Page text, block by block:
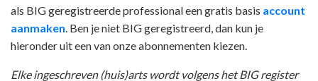
als BIG geregistreerde professional een gratis basis account
aanmaken . Ben je niet BIG geregistreerd, dan kun je
hieronder uit een van onze abonnementen kiezen.
Elke ingeschreven (huis)arts wordt volgens het BIG register